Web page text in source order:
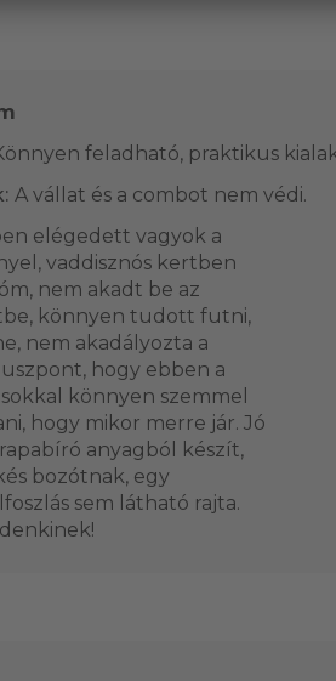
feladható, praktikus
A vállat és a combot nem védi.
elégedett vagyok a
vaddisznós kertben
nem akadt be az
könnyen tudott futni,
nem akadályozta a
hogy ebben a
könnyen szemmel
hogy mikor merre jár. Jó
anyagból készít,
bozótnak, egy
sem látható rajta.